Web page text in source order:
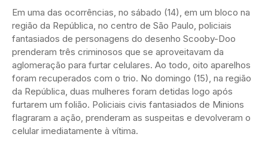
Em uma das ocorrências, no sábado (14), em um bloco na
região da República, no centro de São Paulo, policiais
fantasiados de personagens do desenho Scooby-Doo
prenderam três criminosos que se aproveitavam da
aglomeração para furtar celulares. Ao todo, oito aparelhos
foram recuperados com o trio. No domingo (15), na região
da República, duas mulheres foram detidas logo após
furtarem um folião. Policiais civis fantasiados de Minions
flagraram a ação, prenderam as suspeitas e devolveram o
celular imediatamente à vítima.